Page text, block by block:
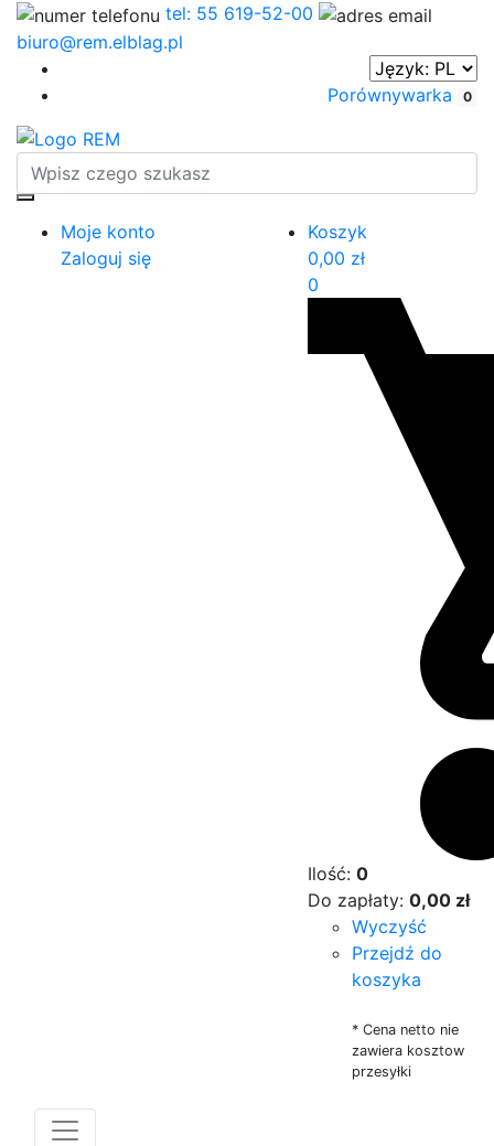
tel: 55 619-52-00
biuro@rem.elblag.pl
Porównywarka 0
Moje konto
Zaloguj się
Koszyk
0,00 zł
0
Ilość: 0
Do zapłaty: 0,00 zł
Wyczyść
Przejdź do
koszyka
* Cena netto nie
zawiera kosztow
przesyłki